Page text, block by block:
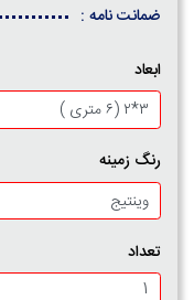
ضمانت نامه :
ابعاد
رنگ زمینه
تعداد